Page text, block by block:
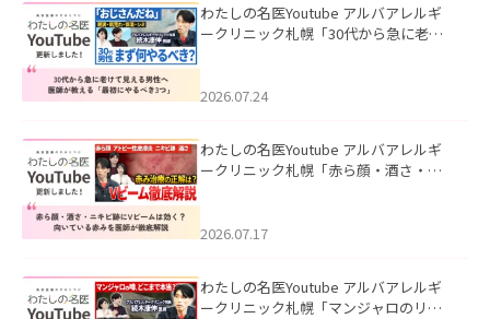
わたしの名医Youtube アルバアレルギ
ークリニック札幌「30代から急に老け
た。
2026.07.24
わたしの名医Youtube アルバアレルギ
ークリニック札幌「赤ら顔・酒さ・ニ
した。
2026.07.17
わたしの名医Youtube アルバアレルギ
ークリニック札幌「マンジャロのリア